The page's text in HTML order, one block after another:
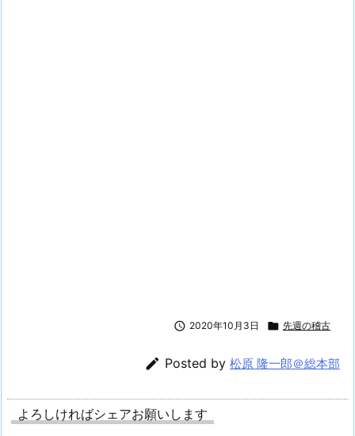
 2020年10月3日  先週の稽古
 Posted by 松原 隆一郎＠総本部
よろしければシェアお願いします